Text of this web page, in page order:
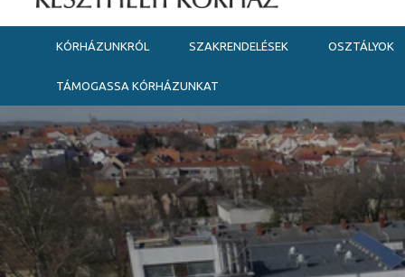
KÓRHÁZUNKRÓL SZAKRENDELÉSEK OSZTÁLYOK
TÁMOGASSA KÓRHÁZUNKAT